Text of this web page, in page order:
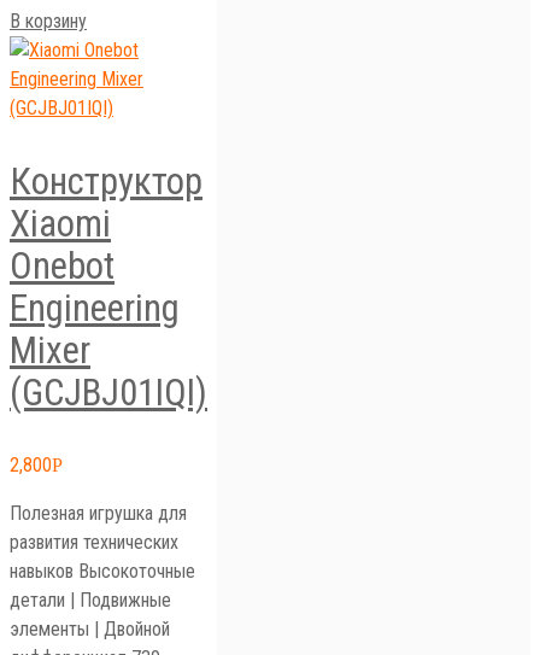
В корзину
Конструктор
Xiaomi
Onebot
Engineering
Mixer
(GCJBJ01IQI)
2,800Р
Полезная игрушка для
развития технических
навыков Высокоточные
детали | Подвижные
элементы | Двойной